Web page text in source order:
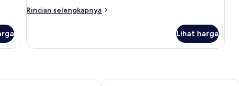
Rincian selengkapnya
Rincian
Kamar
Lihat harga
Quinta Das Murtas B&B